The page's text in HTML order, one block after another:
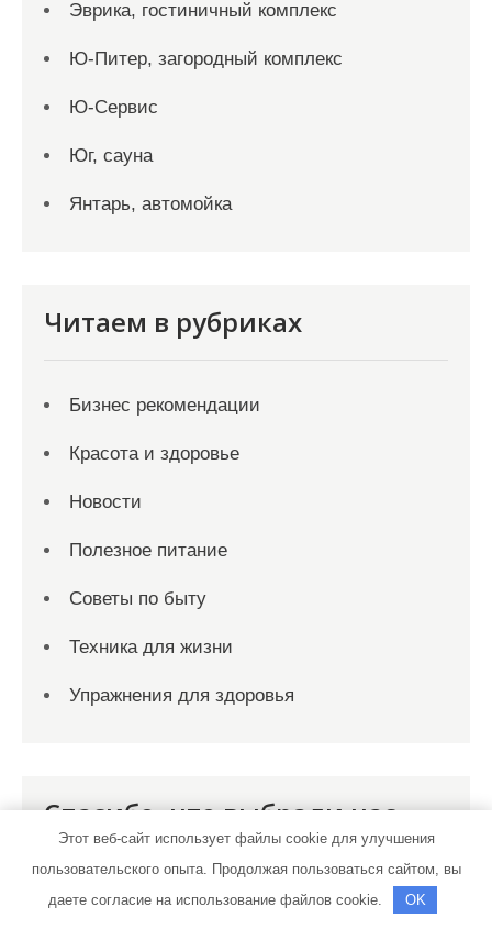
Эврика, гостиничный комплекс
Ю-Питер, загородный комплекс
Ю-Сервис
Юг, сауна
Янтарь, автомойка
Читаем в рубриках
Бизнес рекомендации
Красота и здоровье
Новости
Полезное питание
Советы по быту
Техника для жизни
Упражнения для здоровья
Спасибо, что выбрали нас
Этот веб-сайт использует файлы cookie для улучшения
пользовательского опыта. Продолжая пользоваться сайтом, вы
даете согласие на использование файлов cookie.
OK